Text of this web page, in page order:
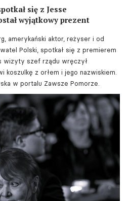
się z Jesse
wyjątkowy prezent
amerykański aktor, reżyser i od
Polski, spotkał się z premierem
wizyty szef rządu wręczył
koszulkę z orłem i jego nazwiskiem.
w portalu Zawsze Pomorze.